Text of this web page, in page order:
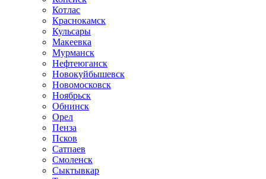
Котлас
Краснокамск
Кульсары
Макеевка
Мурманск
Нефтеюганск
Новокуйбышевск
Новомосковск
Ноябрьск
Обнинск
Орел
Пенза
Псков
Сатпаев
Смоленск
Сыктывкар